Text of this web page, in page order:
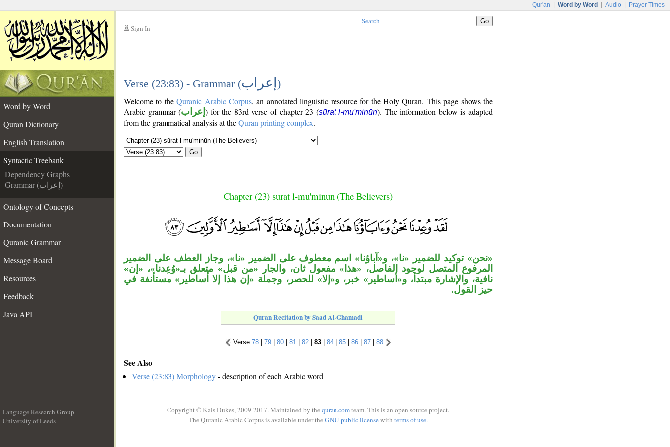
Qur'an Word by Word Audio Prayer Times
Sign In
Search
Verse (23:83) - Grammar (إعراب )
Word by Word
Quran Dictionary
English Translation
Syntactic Treebank
Dependency Graphs
Grammar (إعراب)
Ontology of Concepts
Documentation
Quranic Grammar
Message Board
Resources
Feedback
Java API
Welcome to theQuranic Arabic Corpus, an annotated linguistic resource for the Holy Quran. This page shows the
Arabic grammar (إعراب) for the 83rd verse of chapter 23 (sūrat l-mu'minūn). The information below is adapted
from the grammatical analysis at theQuran printing complex.
Go
Chapter (23) sūrat l-mu'minūn (The Believers)
«نحن» توكيد للضمير «نا»، و«آباؤنا» اسم معطوف على الضمير «نا»، وجاز العطف على الضمير
المرفوع المتصل لوجود الفاصل، «هذا» مفعول ثان، والجار «من قبل» متعلق بـ«وُعِدنا»، «إن»
نافية، والإشارة مبتدأ، و«أساطير» خبر، و«إلا» للحصر، وجملة «إن هذا إلا أساطير» مستأنفة في
حيز القول.
Quran Recitation by Saad Al-Ghamadi
Verse 78| 79| 80| 81 82| 83| 84| 85| 86| 87| 88
See Also
Verse (23:83) Morphology- description of each Arabic word
Language Research Group
University of Leeds
Copyright © Kais Dukes, 2009-2017. Maintained by the quran.comteam. This is an open source project.
The Quranic Arabic Corpus is available under the GNU public licensewith terms of use.